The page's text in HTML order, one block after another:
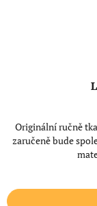
Originální ručně
zaručeně bude